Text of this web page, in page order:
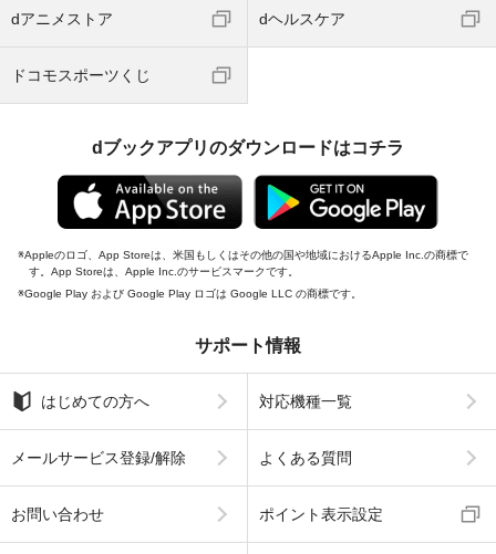
dアニメストア dヘルスケア
ドコモスポーツくじ
dブックアプリのダウンロードはコチラ
Appleのロゴ、App Storeは、米国もしくはその他の国や地域におけるApple Inc.の商標で
す。App Storeは、Apple Inc.のサービスマークです。
Google Play および Google Play ロゴは Google LLC の商標です。
サポート情報
はじめての方へ 対応機種一覧
メールサービス登録/解除 よくある質問
お問い合わせ ポイント表示設定